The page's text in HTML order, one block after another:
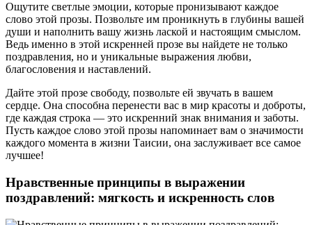
Ощутите светлые эмоции, которые пронизывают каждое
слово этой прозы. Позвольте им проникнуть в глубины вашей
души и наполнить вашу жизнь лаской и настоящим смыслом.
Ведь именно в этой искренней прозе вы найдете не только
поздравления, но и уникальные выражения любви,
благословения и наставлений.
Дайте этой прозе свободу, позвольте ей звучать в вашем
сердце. Она способна перенести вас в мир красоты и доброты,
где каждая строка — это искренний знак внимания и заботы.
Пусть каждое слово этой прозы напоминает вам о значимости
каждого момента в жизни Таисии, она заслуживает все самое
лучшее!
Нравственные принципы в выражении
поздравлений: мягкость и искренность слов